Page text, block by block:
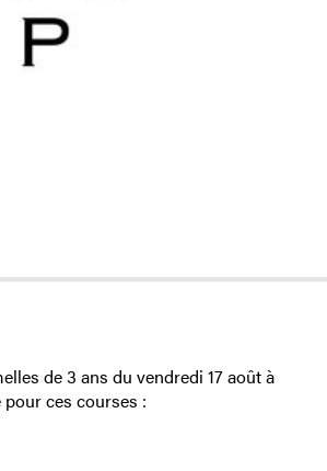
de 3 ans du vendredi 17 août à
ces courses :